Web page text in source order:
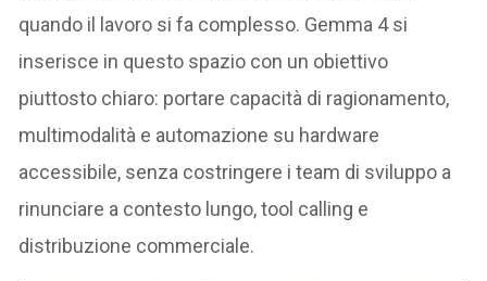
quando il lavoro si fa complesso. Gemma 4 si
inserisce in questo spazio con un obiettivo
piuttosto chiaro: portare capacità di ragionamento,
multimodalità e automazione su hardware
accessibile, senza costringere i team di sviluppo a
rinunciare a contesto lungo, tool calling e
distribuzione commerciale.